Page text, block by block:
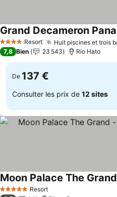
4 Étoiles Resort Huit piscines et trois
7,8 Bien 23 543 Río Hato
De 137 €
Consulter les prix de 12 sites
5 Étoiles Resort